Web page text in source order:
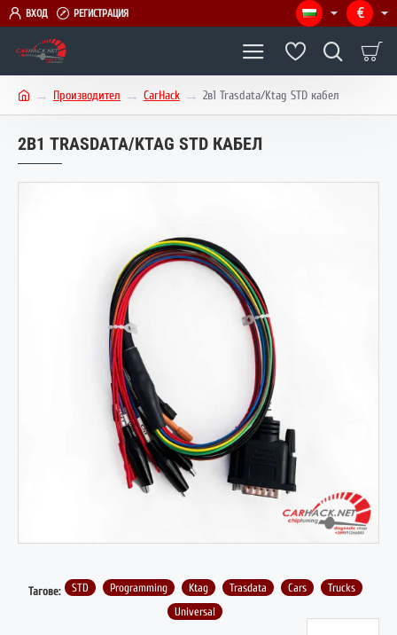
ВХОД РЕГИСТРАЦИЯ €
m
e
Производител CarHack 2в1 Trasdata/Ktag STD кабел
2В1 TRASDATA/KTAG STD КАБЕЛ
Тагове: STD Programming Ktag Trasdata Cars
Trucks
Universal